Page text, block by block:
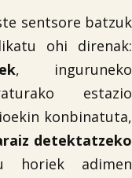
sentsore batzuk
ohi direnak:
, inguruneko
estazio
konbinatuta,
detektatzeko
horiek adimen